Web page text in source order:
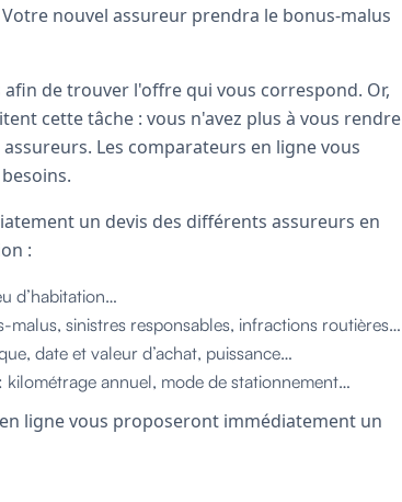
nouvel assureur prendra le bonus-malus
de trouver l'offre qui vous correspond. Or,
cette tâche : vous n'avez plus à vous rendre
Les comparateurs en ligne vous
un devis des différents assureurs en
:
d’habitation…
sinistres responsables, infractions routières…
date et valeur d’achat, puissance…
annuel, mode de stationnement…
ligne vous proposeront immédiatement un